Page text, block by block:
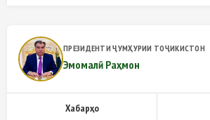
ПРЕЗИДЕНТИ ҶУМҲУРИИ ТОҶИКИСТОН
Эмомалӣ Раҳмон
Хабарҳо